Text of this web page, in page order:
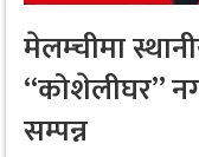
मेलम्चीमा
“कोशेलीघर”
सम्पन्न